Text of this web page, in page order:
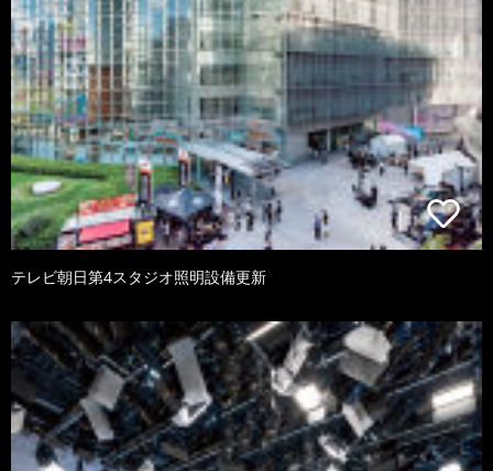
テレビ朝日第4スタジオ照明設備更新